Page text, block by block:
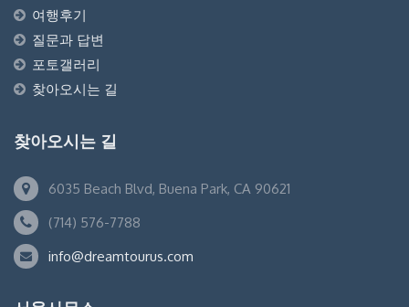
여행후기
질문과 답변
포토갤러리
찾아오시는 길
찾아오시는 길
6035 Beach Blvd, Buena Park, CA 90621
(714) 576-7788
info@dreamtourus.com